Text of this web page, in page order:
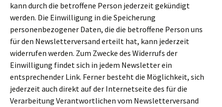
kann durch die betroffene Person jederzeit gekündigt
werden. Die Einwilligung in die Speicherung
personenbezogener Daten, die die betroffene Person uns
für den Newsletterversand erteilt hat, kann jederzeit
widerrufen werden. Zum Zwecke des Widerrufs der
Einwilligung findet sich in jedem Newsletter ein
entsprechender Link. Ferner besteht die Möglichkeit, sich
jederzeit auch direkt auf der Internetseite des für die
Verarbeitung Verantwortlichen vom Newsletterversand